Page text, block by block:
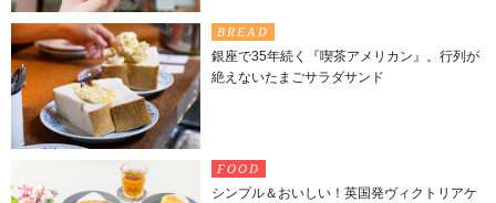
BREAD
銀座で35年続く『喫茶アメリカン』。行列が
絶えないたまごサラダサンド
FOOD
シンプル＆おいしい！英国発ヴィクトリアケ